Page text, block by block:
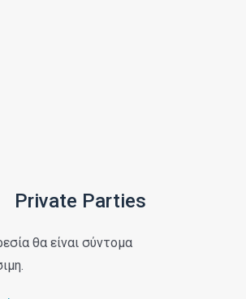
Private Parties
θα είναι σύντομα